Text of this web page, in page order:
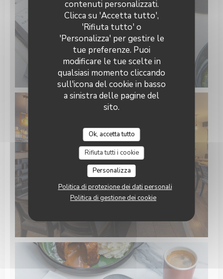
contenuti personalizzati.
Clicca su 'Accetta tutto',
'Rifiuta tutto' o
'Personalizza' per gestire le
tue preferenze. Puoi
modificare le tue scelte in
qualsiasi momento cliccando
sull'icona del cookie in basso
a sinistra delle pagine del
sito.
Ok, accetta tutto
Rifiuta tutti i cookie
Personalizza
Politica di protezione dei dati personali
Politica di gestione dei cookie